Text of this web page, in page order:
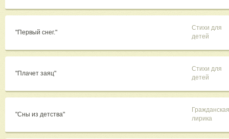
"Первый снег."
Стихи для
детей
"Плачет заяц"
Стихи для
детей
"Сны из детства"
Гражданская
лирика